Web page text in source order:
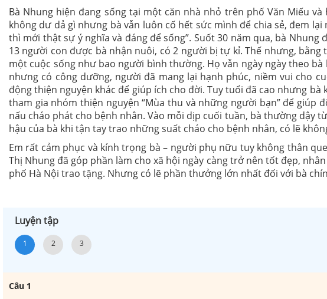
Bà Nhung hiện đang sống tại một căn nhà nhỏ trên phố Văn Miếu
không dư dả gì nhưng bà vẫn luôn cố hết sức mình để chia sẻ, đem
thì mới thật sự ý nghĩa và đáng để sống”. Suốt 30 năm qua, bà
13 người con được bà nhận nuôi, có 2 người bị tự kỉ. Thế nhưng,
một cuộc sống như bao người bình thường. Họ vẫn ngày ngày theo
nhưng có công dưỡng, người đã mang lại hạnh phúc, niềm vui cho
động thiện nguyện khác để giúp ích cho đời. Tuy tuổi đã cao nhưng
tham gia nhóm thiện nguyện “Mùa thu và những người bạn” để giúp
nấu cháo phát cho bệnh nhân. Vào mỗi dịp cuối tuần, bà thường dậy
hậu của bà khi tận tay trao những suất cháo cho bệnh nhân, có lẽ
Em rất cảm phục và kính trọng bà – người phụ nữu tuy không thân
Thị Nhung đã góp phần làm cho xã hội ngày càng trở nên tốt đẹp,
phố Hà Nội trao tặng. Nhưng có lẽ phần thưởng lớn nhất đối với bà
Luyện tập
1 2 3
Câu 1